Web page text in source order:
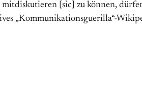
[sic] zu können,
„Ko­mmu­nika­tions­guerilla“-